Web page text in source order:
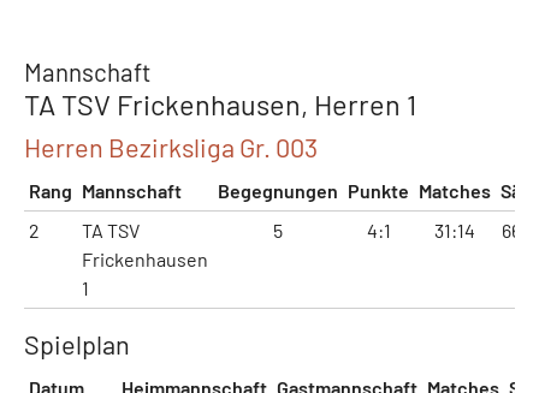
Mannschaft
TA TSV Frickenhausen, Herren 1
Herren Bezirksliga Gr. 003
Rang Mannschaft Begegnungen Punkte Matches
2
TA TSV
Frickenhausen
1
5 4:1 31:14
Spielplan
Datum Heimmannschaft Gastmannschaft Matches